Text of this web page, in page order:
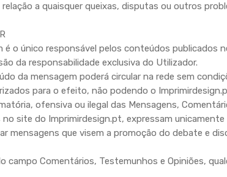
a quaisquer queixas, disputas ou outros
o único responsável pelos conteúdos publicados
da responsabilidade exclusiva do Utilizador.
da mensagem poderá circular na rede sem
para o efeito, não podendo o
ofensiva ou ilegal das Mensagens,
site do Imprimirdesign.pt, expressam
mensagens que visem a promoção do debate e
Comentários, Testemunhos e Opiniões,